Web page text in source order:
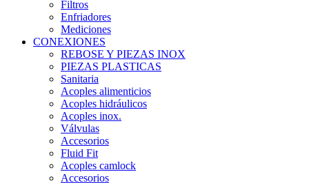
Filtros
Enfriadores
Mediciones
CONEXIONES
REBOSE Y PIEZAS INOX
PIEZAS PLASTICAS
Sanitaria
Acoples alimenticios
Acoples hidráulicos
Acoples inox.
Válvulas
Accesorios
Fluid Fit
Acoples camlock
Accesorios